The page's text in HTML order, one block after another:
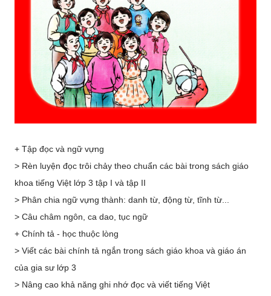
+ Tập đọc và ngữ vựng
> Rèn luyện đọc trôi chảy theo chuẩn các bài trong sách giáo
khoa tiếng Việt lớp 3 tập I và tập II
> Phân chia ngữ vựng thành: danh từ, động từ, tĩnh từ...
> Câu châm ngôn, ca dao, tục ngữ
+ Chính tả - học thuộc lòng
> Viết các bài chính tả ngắn trong sách giáo khoa và giáo án
của gia sư lớp 3
> Nâng cao khả năng ghi nhớ đọc và viết tiếng Việt